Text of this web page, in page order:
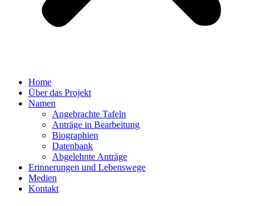
Home
Über das Projekt
Namen
Angebrachte Tafeln
Anträge in Bearbeitung
Biographien
Datenbank
Abgelehnte Anträge
Erinnerungen und Lebenswege
Medien
Kontakt